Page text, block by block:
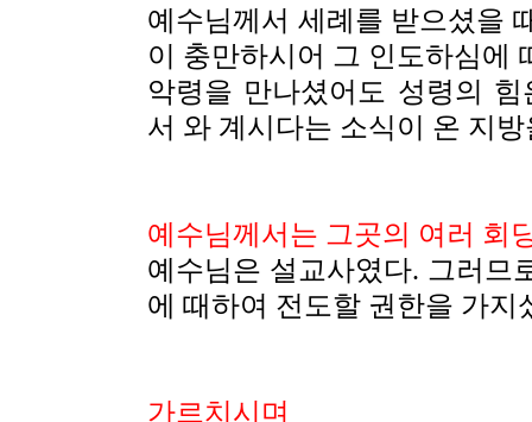
예수님께서 세례를 받으셨을
이 충만하시어 그 인도하심에
악령을 만나셨어도 성령의
서 와 계시다는 소식이 온 지
예수님께서는 그곳의 여러 회
예수님은 설교사였다. 그러므
에 때하여 전도할 권한을 가지
가르치시며